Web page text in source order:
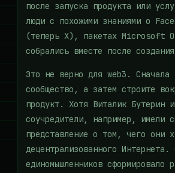
после запуска продукта или
люди с похожими знаниями о
(теперь X), пакетах
собрались вместе после
Это не верно для web3. Сначала
сообщество, а затем строите
продукт. Хотя Виталик Бутерин
соучредители, например, имели
представление о том, чего они
децентрализованного Интернета.
единомышленников сформировало